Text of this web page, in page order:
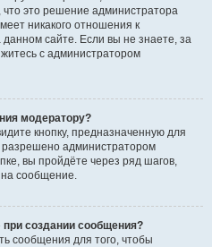
это решение администратора
никакого отношения к
сайте. Если вы не знаете, за
с администратором
модератору?
кнопку, предназначенную для
разрешено администратором
вы пройдёте через ряд шагов,
сообщение.
при создании сообщения?
сообщения для того, чтобы